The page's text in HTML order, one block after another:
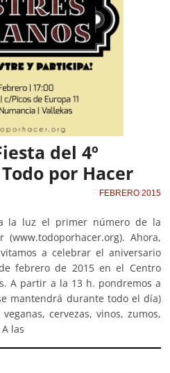
del 4º
por Hacer
FEBRERO 2015
la luz el primer número de la
Ahora,
a celebrar el aniversario
febrero de 2015 en el Centro
A partir a la 13 h. pondremos a
mantendrá durante todo el día)
cervezas, vinos, zumos,
las